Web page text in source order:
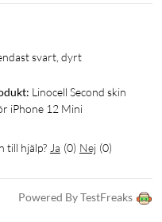
svart, dyrt
Linocell Second skin
iPhone 12 Mini
till hjälp? Ja (0) Nej (0)
Powered By TestFreaks